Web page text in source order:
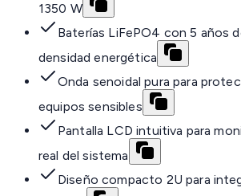
1350 W
Baterías LiFePO4 con 5 años
densidad energética
Onda senoidal pura para
equipos sensibles
Pantalla LCD intuitiva para
real del sistema
Diseño compacto 2U para